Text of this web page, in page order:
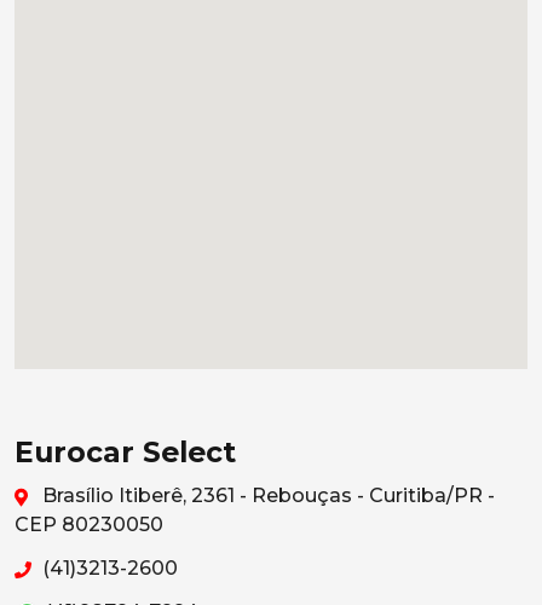
Eurocar Select
Brasílio Itiberê, 2361 - Rebouças - Curitiba/PR -
CEP 80230050
(41)3213-2600